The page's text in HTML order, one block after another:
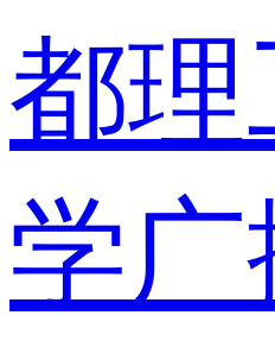
都
学